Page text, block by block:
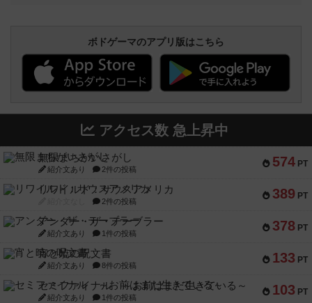
ボドゲーマのアプリ版はこちら
アクセス数 急上昇中
574 PT
無限まちがいさがし
紹介文あり 2件の投稿
389 PT
リワイルド：サウスアメリカ
2件の投稿
378 PT
アンダー・ザ・テーブラー
紹介文あり 1件の投稿
133 PT
宵と暁の呪文書
紹介文あり 8件の投稿
103 PT
セミファイナル ～お前はまだ生きている～
紹介文あり 1件の投稿